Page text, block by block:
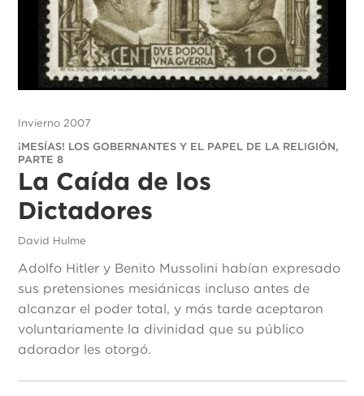
Invierno 2007
¡MESÍAS! LOS GOBERNANTES Y EL PAPEL DE LA RELIGIÓN,
PARTE 8
La Caída de los
Dictadores
David Hulme
Adolfo Hitler y Benito Mussolini habían expresado
sus pretensiones mesiánicas incluso antes de
alcanzar el poder total, y más tarde aceptaron
voluntariamente la divinidad que su público
adorador les otorgó.